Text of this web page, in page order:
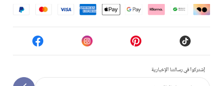
إشتركوا في رسالتنا الإخبارية